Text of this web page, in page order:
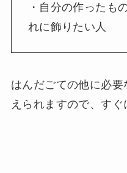
・自分の作ったも
れに飾りたい人
はんだごての他に必
えられますので、すぐ